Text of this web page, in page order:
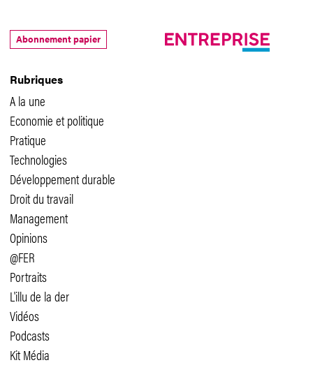
Rubriques
A la une
Economie et politique
Pratique
Technologies
Développement durable
Droit du travail
Management
Opinions
@FER
Portraits
L'illu de la der
Vidéos
Podcasts
Kit Média
Abonnement papier